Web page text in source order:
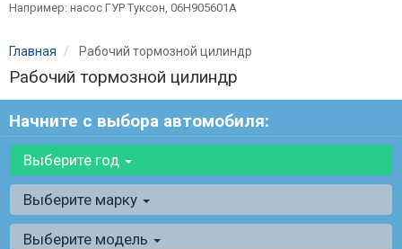
Например: насос ГУР Туксон, 06H905601A
Главная Рабочий тормозной цилиндр
Рабочий тормозной цилиндр
Начните с выбора автомобиля:
Выберите год
Выберите марку
Выберите модель